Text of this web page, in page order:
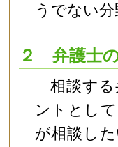
うでない分
２ 弁護士
相談す
ントとし
が相談し